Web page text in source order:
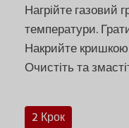
Нагрійте газовий
температури.
Накрийте кришкою
Очистіть та
2 Крок